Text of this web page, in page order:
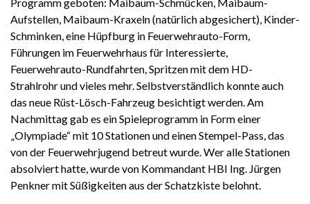
Aufstellen, Maibaum-Kraxeln (natürlich abgesichert), Kinder-
Schminken, eine Hüpfburg in Feuerwehrauto-Form,
Führungen im Feuerwehrhaus für Interessierte,
Feuerwehrauto-Rundfahrten, Spritzen mit dem HD-
Strahlrohr und vieles mehr. Selbstverständlich konnte auch
das neue Rüst-Lösch-Fahrzeug besichtigt werden. Am
Nachmittag gab es ein Spieleprogramm in Form einer
„Olympiade“ mit 10 Stationen und einen Stempel-Pass, das
von der Feuerwehrjugend betreut wurde. Wer alle Stationen
absolviert hatte, wurde von Kommandant HBI Ing. Jürgen
Penkner mit Süßigkeiten aus der Schatzkiste belohnt.